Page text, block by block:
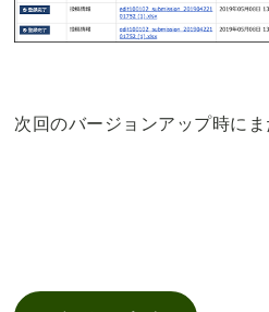
次回のバージョンアップ時にま